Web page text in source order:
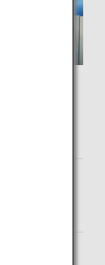
più un
più un